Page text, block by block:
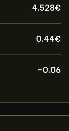
4.528‎€‎
0.44‎€‎
-0.06